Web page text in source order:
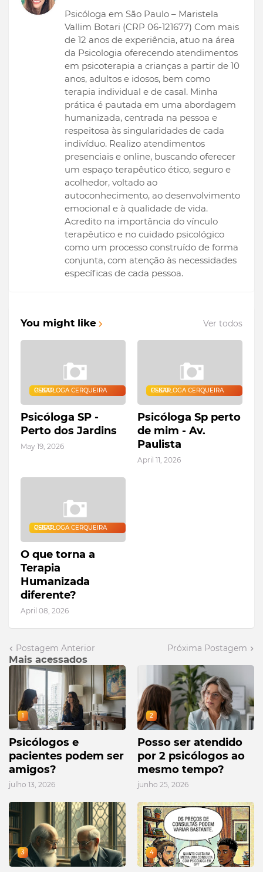
Psicóloga em São Paulo – Maristela
Vallim Botari (CRP 06-121677) Com mais
de 12 anos de experiência, atuo na área
da Psicologia oferecendo atendimentos
em psicoterapia a crianças a partir de 10
anos, adultos e idosos, bem como
terapia individual e de casal. Minha
prática é pautada em uma abordagem
humanizada, centrada na pessoa e
respeitosa às singularidades de cada
indivíduo. Realizo atendimentos
presenciais e online, buscando oferecer
um espaço terapêutico ético, seguro e
acolhedor, voltado ao
autoconhecimento, ao desenvolvimento
emocional e à qualidade de vida.
Acredito na importância do vínculo
terapêutico e no cuidado psicológico
como um processo construído de forma
conjunta, com atenção às necessidades
específicas de cada pessoa.
You might like Ver todos
PSICOLOGA CERQUEIRA CESAR
Psicóloga SP -
Perto dos Jardins
May 19, 2026
PSICOLOGA CERQUEIRA CESAR
Psicóloga Sp perto
de mim - Av.
Paulista
April 11, 2026
PSICOLOGA CERQUEIRA CESAR
O que torna a
Terapia
Humanizada
diferente?
April 08, 2026
Postagem Anterior Próxima Postagem
Mais acessados
1
Psicólogos e
pacientes podem ser
amigos?
julho 13, 2026
2
Posso ser atendido
por 2 psicólogos ao
mesmo tempo?
junho 25, 2026
3 4